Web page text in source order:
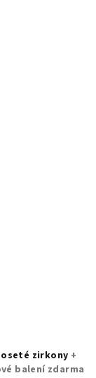
zirkony +
balení zdarma